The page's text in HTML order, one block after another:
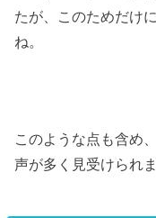
たが、このためだけ
ね。
このような点も含め
声が多く見受けられま